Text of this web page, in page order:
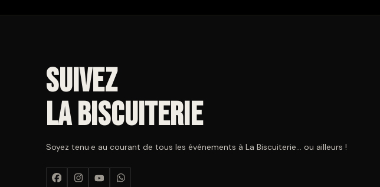
Suivez
La Biscuiterie
Soyez tenu·e au courant de tous les événements à La Biscuiterie… ou ailleurs !